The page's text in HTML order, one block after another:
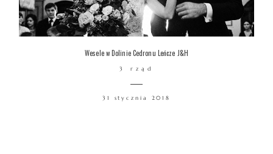
Wesele w Dolinie Cedronu Leńcze J&H
3 rząd
31 stycznia 2018
O MNIE